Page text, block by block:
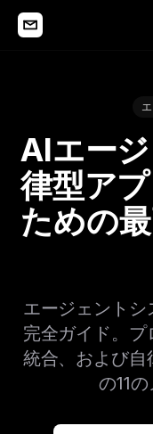
AIエー
律型ア
ための
エージェント
完全ガイド。プ
統合、および自
の11